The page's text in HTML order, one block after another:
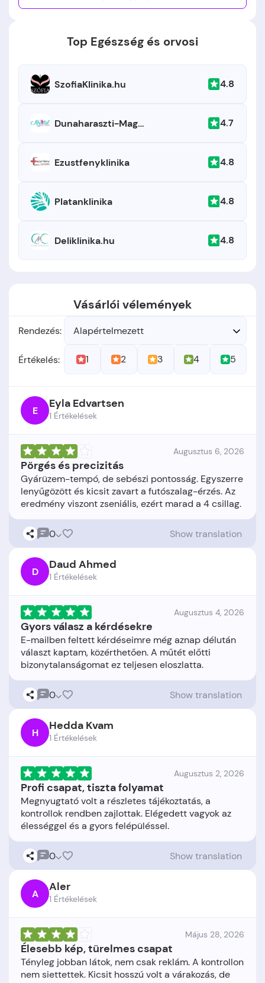
Top Egészség és orvosi
SzofiaKlinika.hu 4.8
Dunaharaszti-Maganklinika 4.7
Ezustfenyklinika 4.8
Platanklinika 4.8
Deliklinika.hu 4.8
Vásárlói vélemények
Rendezés: Alapértelmezett
Értékelés: 1 2 3 4 5
E Eyla Edvartsen
1 Értékelések
Augusztus 6, 2026
Pörgés és precizitás
Gyárüzem-tempó, de sebészi pontosság. Egyszerre
lenyűgözött és kicsit zavart a futószalag-érzés. Az
0 Show translation
D Daud Ahmed
1 Értékelések
Augusztus 4, 2026
Gyors válasz a kérdésekre
E-mailben feltett kérdéseimre még aznap délután
választ kaptam, közérthetően. A műtét előtti
0 Show translation
H Hedda Kvam
1 Értékelések
Augusztus 2, 2026
Profi csapat, tiszta folyamat
Megnyugtató volt a részletes tájékoztatás, a
kontrollok rendben zajlottak. Elégedett vagyok az
0 Show translation
A Aler
1 Értékelések
Május 28, 2026
Élesebb kép, türelmes csapat
Tényleg jobban látok, nem csak reklám. A kontrollon
nem siettettek. Kicsit hosszú volt a várakozás, de